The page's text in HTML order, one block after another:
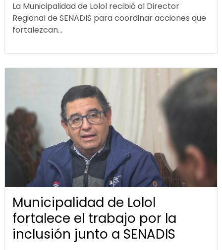
La Municipalidad de Lolol recibió al Director
Regional de SENADIS para coordinar acciones que
fortalezcan...
Municipalidad de Lolol
fortalece el trabajo por la
inclusión junto a SENADIS